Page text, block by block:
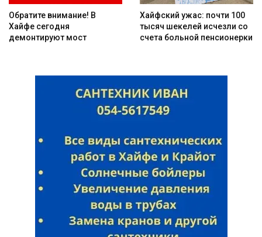
Обратите внимание! В
Хайфе сегодня
демонтируют мост
Хайфский ужас: почти 100
тысяч шекелей исчезли со
счета больной пенсионерки